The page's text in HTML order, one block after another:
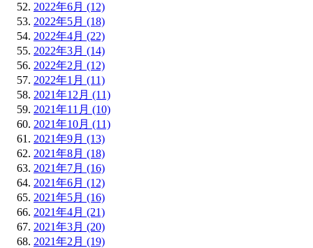
2022年6月 (12)
2022年5月 (18)
2022年4月 (22)
2022年3月 (14)
2022年2月 (12)
2022年1月 (11)
2021年12月 (11)
2021年11月 (10)
2021年10月 (11)
2021年9月 (13)
2021年8月 (18)
2021年7月 (16)
2021年6月 (12)
2021年5月 (16)
2021年4月 (21)
2021年3月 (20)
2021年2月 (19)